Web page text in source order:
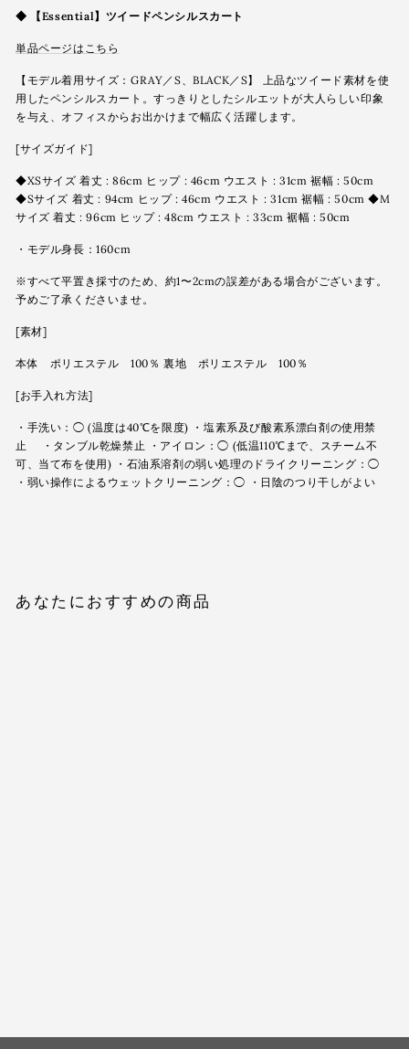
◆ 【Essential】ツイードペンシルスカート
単品ページはこちら
【モデル着用サイズ：GRAY／S、BLACK／S】 上品なツイード素材を使
用したペンシルスカート。すっきりとしたシルエットが大人らしい印象
を与え、オフィスからお出かけまで幅広く活躍します。
[サイズガイド]
◆XSサイズ 着丈 : 86cm ヒップ : 46cm ウエスト : 31cm 裾幅 : 50cm
◆Sサイズ 着丈 : 94cm ヒップ : 46cm ウエスト : 31cm 裾幅 : 50cm ◆M
サイズ 着丈 : 96cm ヒップ : 48cm ウエスト : 33cm 裾幅 : 50cm
・モデル身長：160cm
※すべて平置き採寸のため、約1〜2cmの誤差がある場合がございます。
予めご了承くださいませ。
[素材]
本体 ポリエステル 100％ 裏地 ポリエステル 100％
[お手入れ方法]
・手洗い：◯ (温度は40℃を限度) ・塩素系及び酸素系漂白剤の使用禁
止 ・タンブル乾燥禁止 ・アイロン：◯ (低温110℃まで、スチーム不
可、当て布を使用) ・石油系溶剤の弱い処理のドライクリーニング：◯
・弱い操作によるウェットクリーニング：◯ ・日陰のつり干しがよい
あなたにおすすめの商品